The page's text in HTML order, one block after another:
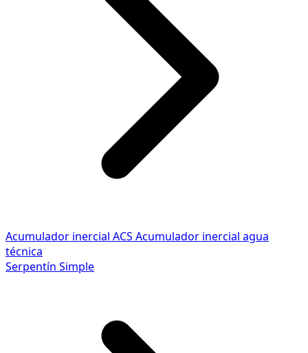
Acumulador inercial ACS Acumulador inercial agua
técnica
Serpentín Simple